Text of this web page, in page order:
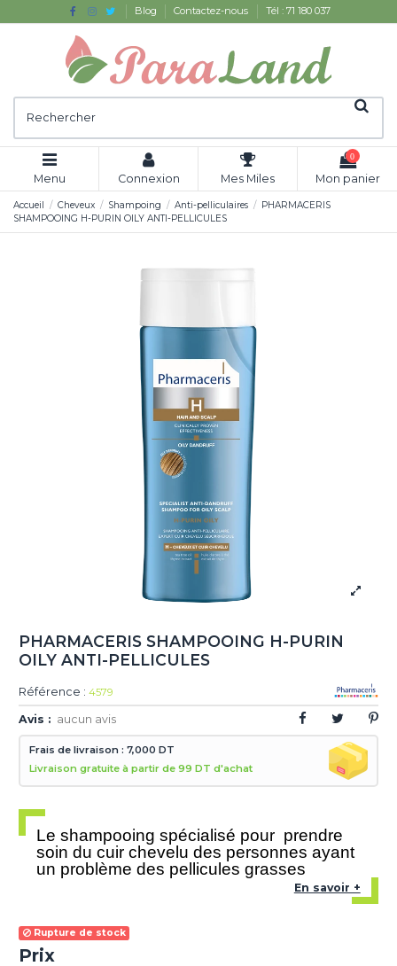
Blog Contactez-nous Tél : 71 180 037
Menu Connexion Mes Miles
0
Mon panier
Accueil Cheveux Shampoing Anti-pelliculaires
PHARMACERIS
SHAMPOOING H-PURIN OILY ANTI-PELLICULES
PHARMACERIS SHAMPOOING H-PURIN
OILY ANTI-PELLICULES
Référence : 4579
Avis : aucun avis
Frais de livraison : 7,000 DT
Livraison gratuite à partir de 99 DT d'achat
Le shampooing spécialisé pour prendre
soin du cuir chevelu des personnes ayant
un problème des pellicules grasses
En savoir +
Rupture de stock
Prix